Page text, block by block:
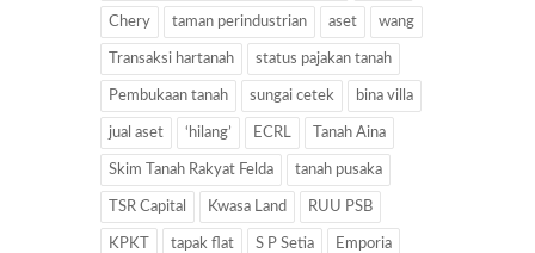
Chery taman perindustrian aset wang
Transaksi hartanah status pajakan tanah
Pembukaan tanah sungai cetek bina villa
jual aset ‘hilang’ ECRL Tanah Aina
Skim Tanah Rakyat Felda tanah pusaka
TSR Capital Kwasa Land RUU PSB
KPKT tapak flat S P Setia Emporia